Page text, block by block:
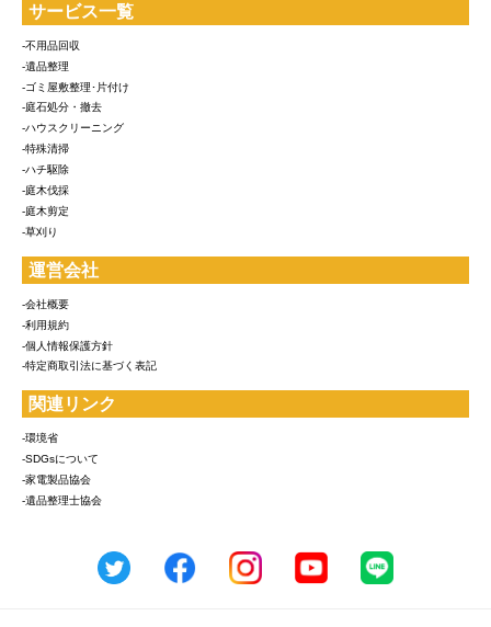
サービス一覧
-不用品回収
-遺品整理
-ゴミ屋敷整理･片付け
-庭石処分・撤去
-ハウスクリーニング
-特殊清掃
-ハチ駆除
-庭木伐採
-庭木剪定
-草刈り
運営会社
-会社概要
-利用規約
-個人情報保護方針
-特定商取引法に基づく表記
関連リンク
-環境省
-SDGsについて
-家電製品協会
-遺品整理士協会